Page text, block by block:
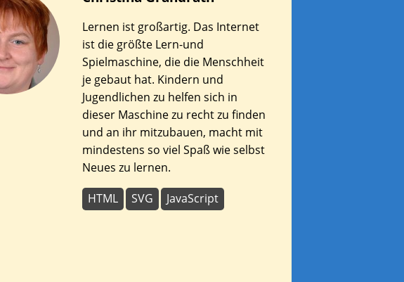
Lernen ist großartig. Das Internet
ist die größte Lern-und
Spielmaschine, die die Menschheit
je gebaut hat. Kindern und
Jugendlichen zu helfen sich in
dieser Maschine zu recht zu finden
und an ihr mitzubauen, macht mit
mindestens so viel Spaß wie selbst
Neues zu lernen.
HTML SVG JavaScript